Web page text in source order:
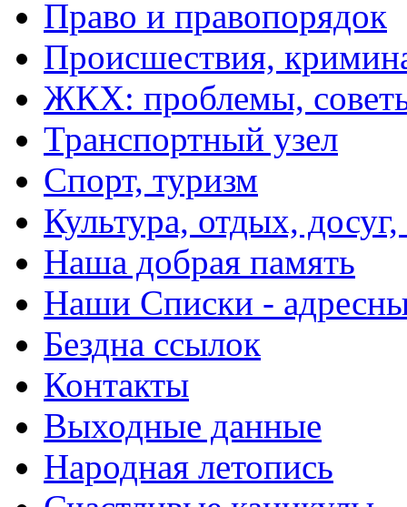
Право и правопорядок
Происшествия,
ЖКХ: проблемы,
Транспортный узел
Спорт, туризм
Культура, отдых,
Наша добрая память
Наши Списки -
Бездна ссылок
Контакты
Выходные данные
Народная летопись